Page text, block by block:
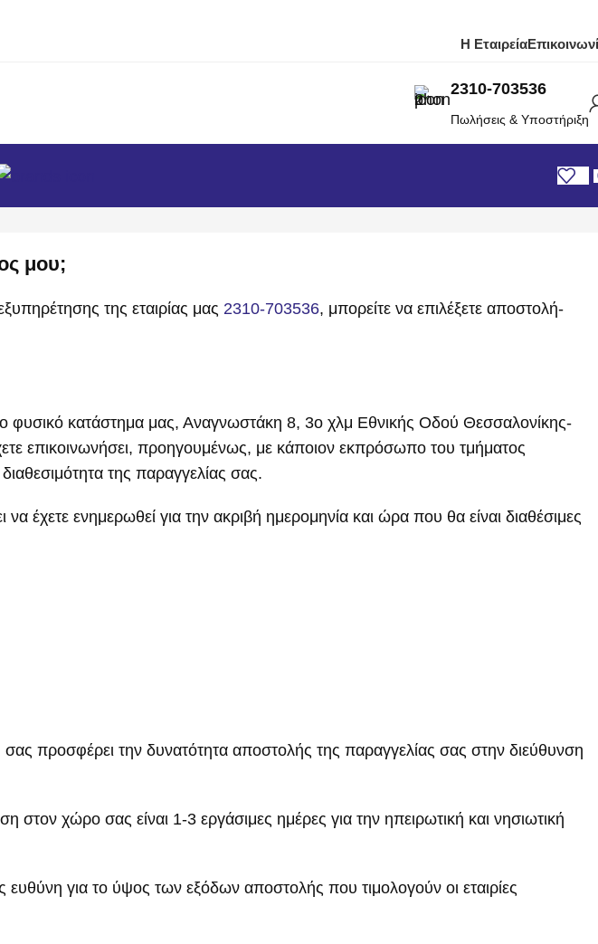
Η Εταιρεία
2310-703536
Πωλήσεις & Υποστήριξη
μου;
της εταιρίας μας 2310-703536, μπορείτε να επιλέξετε αποστολή-
φυσικό κατάστημα μας, Αναγνωστάκη 8, 3ο χλμ Εθνικής Οδού Θεσσαλονίκης-
επικοινωνήσει, προηγουμένως, με κάποιον εκπρόσωπο του τμήματος
της παραγγελίας σας.
έχετε ενημερωθεί για την ακριβή ημερομηνία και ώρα που θα είναι διαθέσιμες
προσφέρει την δυνατότητα αποστολής της παραγγελίας σας στην διεύθυνση
χώρο σας είναι 1-3 εργάσιμες ημέρες για την ηπειρωτική και νησιωτική
για το ύψος των εξόδων αποστολής που τιμολογούν οι εταιρίες